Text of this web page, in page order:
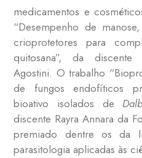
medicamentos e
“Desempenho de
crioprotetores para
quitosana”, da
Agostini. O trabalho
de fungos endofíticos
bioativo isolados de
discente Rayra Annara da
premiado dentre os da
parasitologia aplicadas às